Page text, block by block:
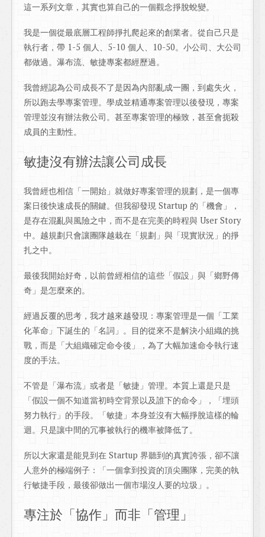
這一系列文章，其實也算自己的一個觀念掙脫蛻變。
我是一個從最底層工程師掙扎爬起來的創業者。從自己只是
執行者，帶 1-5 個人、5-10 個人、10-50。小公司、大公司
都做過。瀑布流、敏捷專案都經歷過。
我曾經認為公司成長不了是因為內部亂成一團，到處失火，
所以跑去學專案管理。學成並精通專案管理以後發現，專案
管理並沒有辦法救公司。甚至專案管理的極致，甚至會扼殺
成員的主動性。
敏捷沒有辦法讓公司成長
我曾經也相信「一開始」就做好專案管理的規劃，是一個專
案日後快速成長的關鍵。但我卻發現 Startup 的「機會」，
是存在混亂與風險之中，而不是在完美的時程與 User Story
中。越規劃只會讓團隊越栽在「規劃」與「現實狀況」的掙
扎之中。
最後我開始好奇，以前曾經相信的這些「假設」與「鄉野傳
奇」是怎麼來的。
經過反覆的思考，我才越來越發現：專案管理是一個「工業
化革命」下誕生的「名詞」。目的從來不是解決小組織的挑
戰，而是「大組織確定命令後」，為了大幅加速命令執行速
度的手法。
不管是「瀑布流」或者是「敏捷」管理。本質上還是只是
「假設一個不知道當初時空背景以及誰下的命令」，「埋頭
努力執行」的手段。「敏捷」本身並沒有大幅掙脫這樣的輪
迴。只是讓中間的冗事被執行的機率被降低了。
所以大家還是能見到在 Startup 界聽到的真實誇張，卻不讓
人意外的極端例子：「一個拿到投資的頂尖團隊，完美的執
行敏捷手段，最後卻做出一個市場沒人要的垃圾」。
專注於「協作」而非「管理」